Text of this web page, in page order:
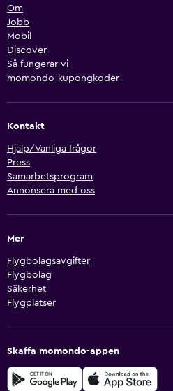
Om
Jobb
Mobil
Discover
Så fungerar vi
momondo-kupongkoder
Kontakt
Hjälp/Vanliga frågor
Press
Samarbetsprogram
Annonsera med oss
Mer
Flygbolagsavgifter
Flygbolag
Säkerhet
Flygplatser
Skaffa momondo-appen